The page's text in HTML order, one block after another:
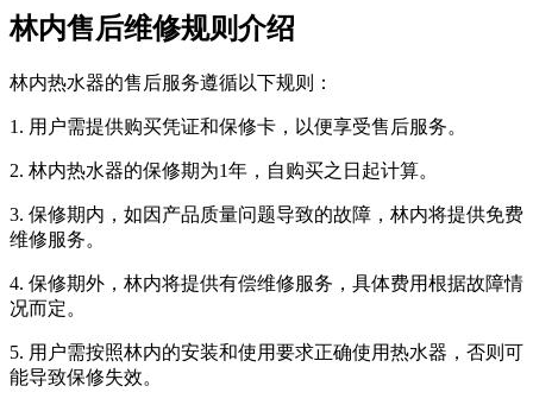
林内售后维修规则介绍
林内热水器的售后服务遵循以下规则：
1. 用户需提供购买凭证和保修卡，以便享受售后服务。
2. 林内热水器的保修期为1年，自购买之日起计算。
3. 保修期内，如因产品质量问题导致的故障，林内将提供免费
维修服务。
4. 保修期外，林内将提供有偿维修服务，具体费用根据故障情
况而定。
5. 用户需按照林内的安装和使用要求正确使用热水器，否则可
能导致保修失效。